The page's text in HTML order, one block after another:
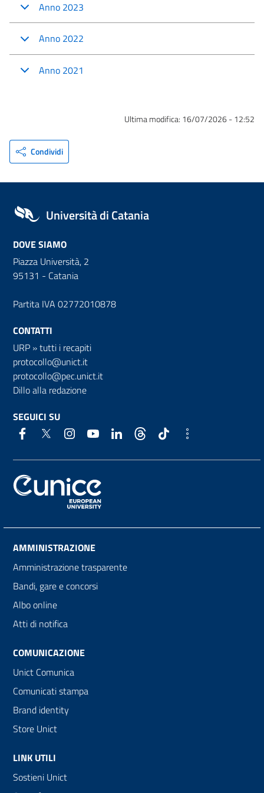
Anno 2023
Anno 2022
Anno 2021
Ultima modifica: 16/07/2026 - 12:52
Condividi
Università di Catania
DOVE SIAMO
Piazza Università, 2
95131 - Catania
Partita IVA 02772010878
CONTATTI
URP »tutti i recapiti
protocollo@unict.it
protocollo@pec.unict.it
Dillo alla redazione
SEGUICI SU
AMMINISTRAZIONE
Amministrazione trasparente
Bandi, gare e concorsi
Albo online
Atti di notifica
COMUNICAZIONE
Unict Comunica
Comunicati stampa
Brand identity
Store Unict
LINK UTILI
Sostieni Unict